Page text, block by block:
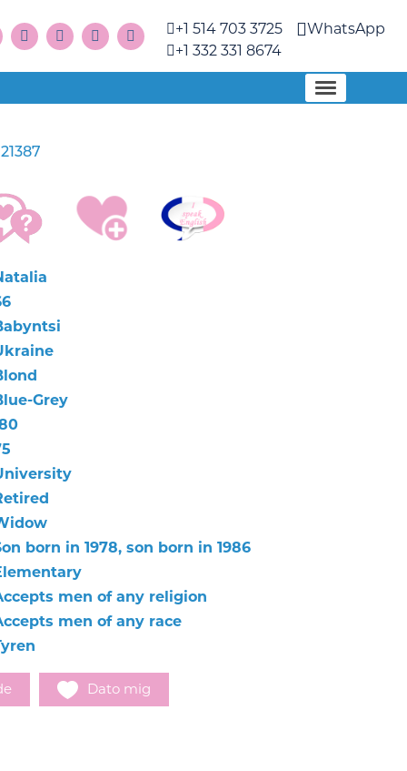
+1 514 703 3725
+1 332 331 8674
WhatsApp
Grey
born in 1978, son born in 1986
men of any religion
men of any race
Dato mig